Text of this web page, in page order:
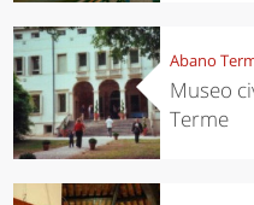
Abano
Museo
Terme